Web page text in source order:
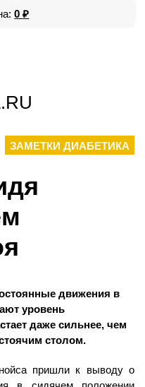
0₽
ЗАМЕТКИ ДИАБЕТИКА
движения в
уровень
даже сильнее, чем
столом.
пришли к выводу о